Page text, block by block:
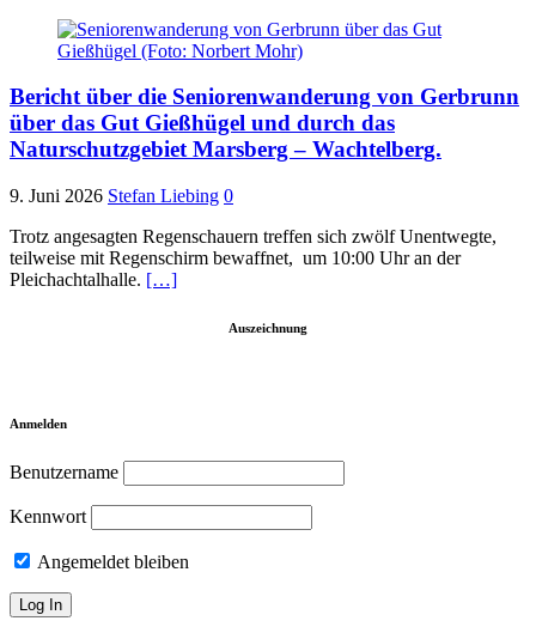
Bericht über die Seniorenwanderung von Gerbrunn
über das Gut Gießhügel und durch das
Naturschutzgebiet Marsberg – Wachtelberg.
9. Juni 2026 Stefan Liebing 0
Trotz angesagten Regenschauern treffen sich zwölf Unentwegte,
teilweise mit Regenschirm bewaffnet, um 10:00 Uhr an der
Pleichachtalhalle. […]
Auszeichnung
Anmelden
Benutzername
Kennwort
Angemeldet bleiben